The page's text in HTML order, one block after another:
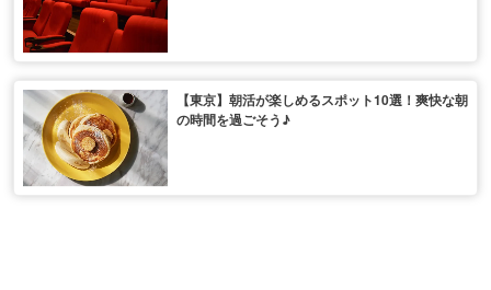
【東京】朝活が楽しめるスポット10選！爽快な朝
の時間を過ごそう♪